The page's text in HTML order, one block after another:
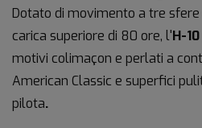
Dotato di movimento a tre sfere
carica superiore di 80 ore, l'H-10
motivi colimaçon e perlati a
American Classic e superfici
pilota.